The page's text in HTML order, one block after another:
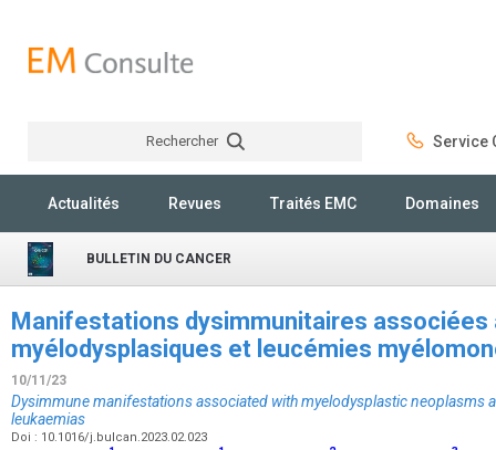
Rechercher Service
Actualités Revues Traités EMC Domaines
BULLETIN DU CANCER
Manifestations dysimmunitaires associées
myélodysplasiques et leucémies
10/11/23
Dysimmune manifestations associated with myelodysplastic neoplasms
leukaemias
Doi : 10.1016/j.bulcan.2023.02.023